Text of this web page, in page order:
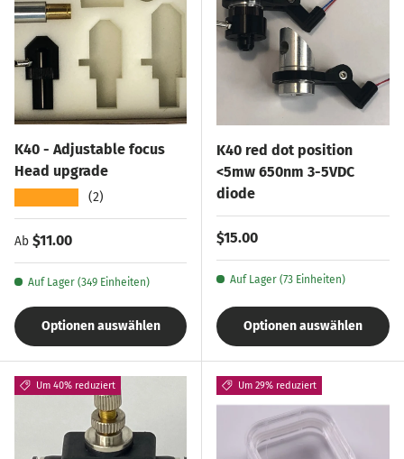
K40 - Adjustable focus
Head upgrade
(2)
Normaler Preis
Ab $11.00
Auf Lager (349 Einheiten)
Optionen auswählen
K40 red dot position
<5mw 650nm 3-5VDC
diode
Normaler Preis
$15.00
Auf Lager (73 Einheiten)
Optionen auswählen
Um 40% reduziert Um 29% reduziert